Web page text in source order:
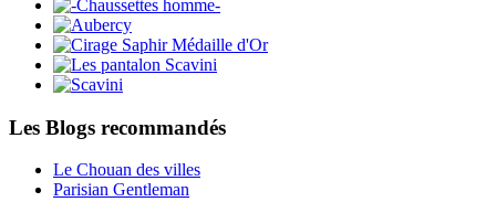
Les Blogs recommandés
Le Chouan des villes
Parisian Gentleman